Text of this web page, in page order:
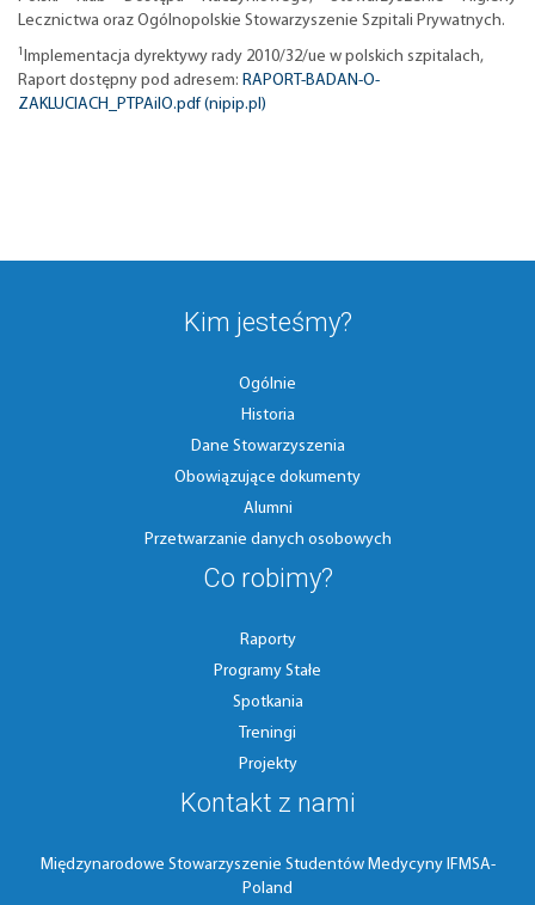
Lecznictwa oraz Ogólnopolskie Stowarzyszenie Szpitali Prywatnych.
1 Implementacja dyrektywy rady 2010/32/ue w polskich szpitalach,
Raport dostępny pod adresem: RAPORT-BADAN-O-
ZAKLUCIACH_PTPAiIO.pdf (nipip.pl)
Kim jesteśmy?
Ogólnie
Historia
Dane Stowarzyszenia
Obowiązujące dokumenty
Alumni
Przetwarzanie danych osobowych
Co robimy?
Raporty
Programy Stałe
Spotkania
Treningi
Projekty
Kontakt z nami
Międzynarodowe Stowarzyszenie Studentów Medycyny IFMSA-
Poland